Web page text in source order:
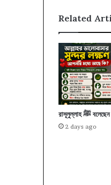
Related
রাসূলুল্লাহ ﷺ বলেছেন
2 days ago